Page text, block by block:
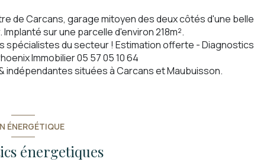
de Carcans, garage mitoyen des deux côtés d'une belle
sur une parcelle d'environ 218m².
spécialistes du secteur ! Estimation offerte - Diagnostics
Immobilier 05 57 05 10 64
indépendantes situées à Carcans et Maubuisson.
ÉNERGÉTIQUE
énergetiques